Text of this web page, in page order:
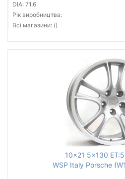
DIA: 71,6
Рік виробництва:
Всі магазини: ()
10x21 5x130
WSP Italy Porsche